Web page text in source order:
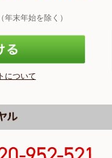
末年始を除く）
について